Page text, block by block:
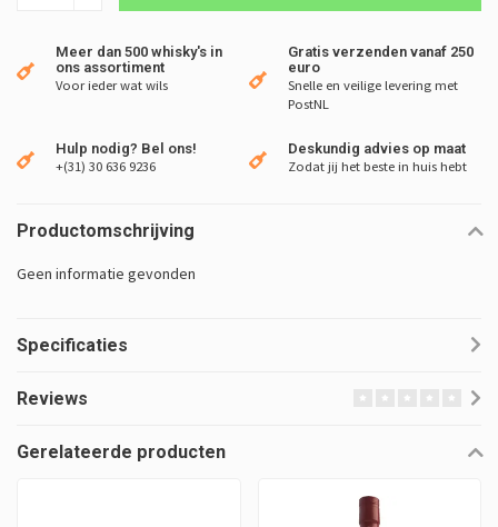
Meer dan 500 whisky's in
ons assortiment
Voor ieder wat wils
Gratis verzenden vanaf 250
euro
Snelle en veilige levering met
PostNL
Hulp nodig? Bel ons!
+(31) 30 636 9236
Deskundig advies op maat
Zodat jij het beste in huis hebt
Productomschrijving
Geen informatie gevonden
Specificaties
Reviews
Gerelateerde producten